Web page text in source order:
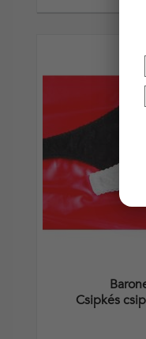
Csipkés